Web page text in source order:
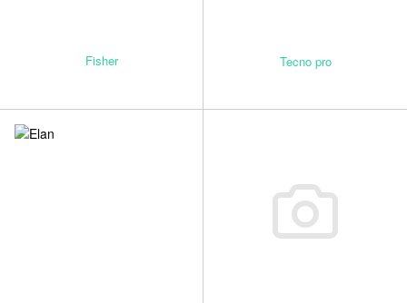
Fisher Tecno pro